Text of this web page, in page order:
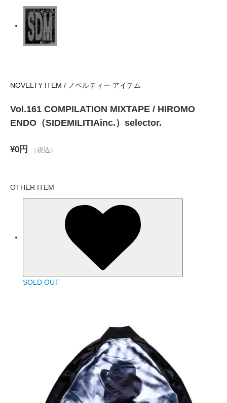
NOVELTY ITEM / ノベルティー アイテム
Vol.161 COMPILATION MIXTAPE / HIROMO
ENDO（SIDEMILITIAinc.）selector.
¥0円 （税込）
OTHER ITEM
SOLD OUT